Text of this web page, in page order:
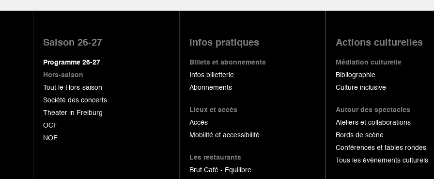
Saison 26-27
Programme 26-27
Hors-saison
Tout le Hors-saison
Société des concerts
Theater in Freiburg
OCF
NOF
Infos pratiques
Billets et abonnements
Infos billetterie
Abonnements
Lieux et accès
Accès
Mobilité et accessibilité
Les restaurants
Brut Café - Equilibre
Actions culturelles
Médiation culturelle
Bibliographie
Culture inclusive
Autour des spectacles
Ateliers et collaborations
Bords de scène
Conférences et tables rondes
Tous les événements culturels